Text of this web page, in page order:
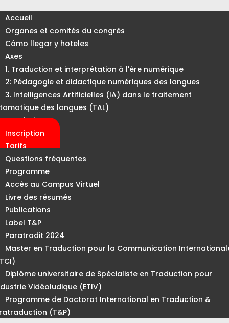
Accueil
Organes et comités du congrès
Cómo llegar y hoteles
Axes
1. Traduction et interprétation à l'ère numérique
2: Pédagogie et didactique numériques des langues
3. Intelligences Artificielles (IA) dans le traitement
des langues (TAL)
Inscription
Inscription
Tarifs
Questions fréquentes
Programme
Accès au Campus Virtuel
Livre des résumés
Publications
Label T&P
Paratradit 2024
Master en Traduction pour la Communication
Diplôme universitaire de Spécialiste en Traduction pour
Vidéoludique (ETIV)
Programme de Doctorat International en Traduction &
(T&P)